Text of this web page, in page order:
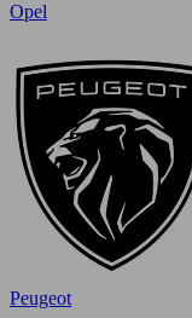
Opel
Peugeot